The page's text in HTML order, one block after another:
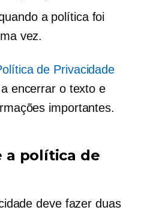
a política foi
vez.
de Privacidade
encerrar o texto e
importantes.
a política de
deve fazer duas